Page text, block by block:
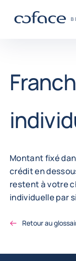
Retour à la page
Montant fixé
crédit en
restent à votre
individuelle par
Retour au